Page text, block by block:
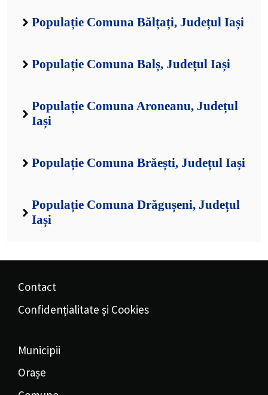
Populație Comuna Bălțați, Județul Iași
Populație Comuna Balș, Județul Iași
Populație Comuna Aroneanu, Județul
Iași
Populație Comuna Brăești, Județul Iași
Populație Comuna Drăgușeni, Județul
Iași
Contact
Confidențialitate și Cookies
Municipii
Orașe